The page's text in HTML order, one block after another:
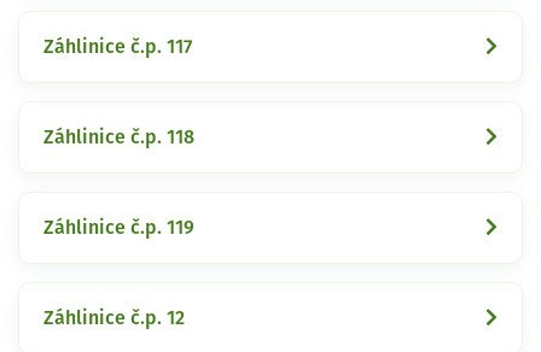
Záhlinice č.p. 117
Záhlinice č.p. 118
Záhlinice č.p. 119
Záhlinice č.p. 12